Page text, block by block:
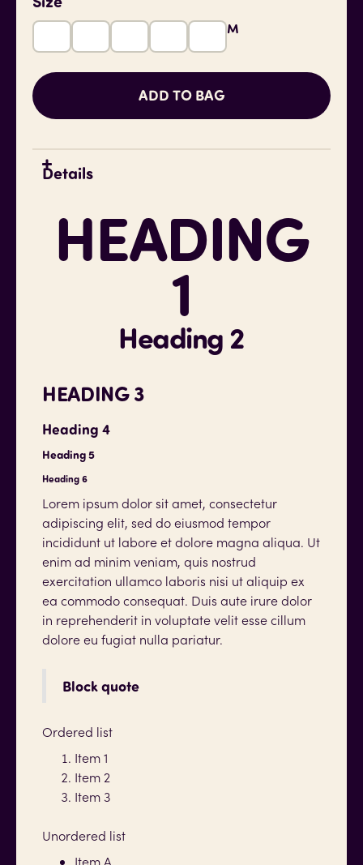
XL L 2XL S M
Details
HEADING
1
Heading 2
HEADING 3
Heading 4
Heading 5
Heading 6
Lorem ipsum dolor sit amet, consectetur
adipiscing elit, sed do eiusmod tempor
incididunt ut labore et dolore magna aliqua. Ut
enim ad minim veniam, quis nostrud
exercitation ullamco laboris nisi ut aliquip ex
ea commodo consequat. Duis aute irure dolor
in reprehenderit in voluptate velit esse cillum
dolore eu fugiat nulla pariatur.
Block quote
Ordered list
Item 1
Item 2
Item 3
Unordered list
Item A